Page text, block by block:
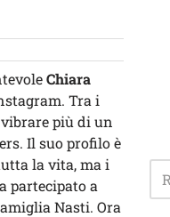
Chiara
Tra i
più di un
Il suo profilo è
la vita, ma i
partecipato a
Nasti. Ora